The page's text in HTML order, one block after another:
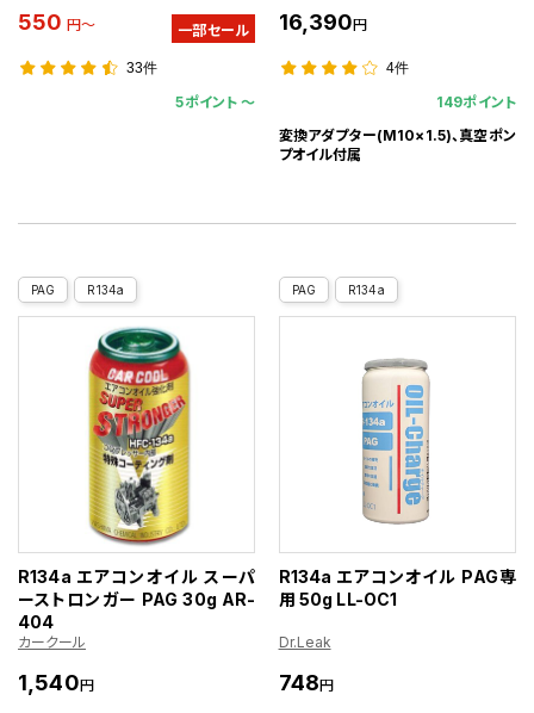
550 円～ 一部セール
33件
5ポイント 〜
16,390円
4件
149ポイント
変換アダプター(M10×1.5)、真空ポン
プオイル付属
PAG R134a
R134a エアコンオイル スーパ
ーストロンガー PAG 30g AR-
404
カークール
1,540円
PAG R134a
R134a エアコンオイル PAG専
用 50g LL-OC1
Dr.Leak
748円